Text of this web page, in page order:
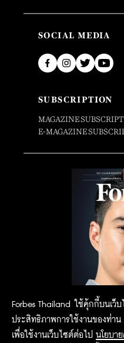
Forbes Thailand ใช้คุ้กกี้บนเว็บ
ประสิทธิภาพการใช้งานของท่า
เพื่อใช้งานเว็บไซต์ต่อไป นโยบา
SOCIAL MEDIA
SUBSCRIPTION
MAGAZINE
E-MAGAZINE